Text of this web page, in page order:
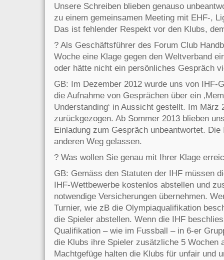
Unsere Schreiben blieben genauso
zu einem gemeinsamen Meeting mit EHF-,
Das ist fehlender Respekt vor den Klubs,
? Als Geschäftsführer des Forum Club
Woche eine Klage gegen den Weltverband
oder hätte nicht ein persönliches Gespräch
GB: Im Dezember 2012 wurde uns von IHF-
die Aufnahme von Gesprächen über ein
Understanding‘ in Aussicht gestellt. Im März
zurückgezogen. Ab Sommer 2013 blieben
Einladung zum Gespräch unbeantwortet.
anderen Weg gelassen.
? Was wollen Sie genau mit Ihrer Klage
GB: Gemäss den Statuten der IHF müssen
IHF-Wettbewerbe kostenlos abstellen und
notwendige Versicherungen übernehmen.
Turnier, wie zB die Olympiaqualifikation
die Spieler abstellen. Wenn die IHF
Qualifikation – wie im Fussball – in 6-er
die Klubs ihre Spieler zusätzliche 5 Wochen
Machtgefüge halten die Klubs für unfair und